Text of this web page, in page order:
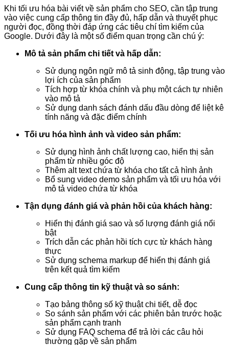
Khi tối ưu hóa bài viết về sản phẩm cho SEO, cần tập trung
vào việc cung cấp thông tin đầy đủ, hấp dẫn và thuyết phục
người đọc, đồng thời đáp ứng các tiêu chí tìm kiếm của
Google. Dưới đây là một số điểm quan trọng cần chú ý:
Mô tả sản phẩm chi tiết và hấp dẫn:
Sử dụng ngôn ngữ mô tả sinh động, tập trung vào
lợi ích của sản phẩm
Tích hợp từ khóa chính và phụ một cách tự nhiên
vào mô tả
Sử dụng danh sách đánh dấu đầu dòng để liệt kê
tính năng và đặc điểm chính
Tối ưu hóa hình ảnh và video sản phẩm:
Sử dụng hình ảnh chất lượng cao, hiển thị sản
phẩm từ nhiều góc độ
Thêm alt text chứa từ khóa cho tất cả hình ảnh
Bổ sung video demo sản phẩm và tối ưu hóa với
mô tả video chứa từ khóa
Tận dụng đánh giá và phản hồi của khách hàng:
Hiển thị đánh giá sao và số lượng đánh giá nổi
bật
Trích dẫn các phản hồi tích cực từ khách hàng
thực
Sử dụng schema markup để hiển thị đánh giá
trên kết quả tìm kiếm
Cung cấp thông tin kỹ thuật và so sánh:
Tạo bảng thông số kỹ thuật chi tiết, dễ đọc
So sánh sản phẩm với các phiên bản trước hoặc
sản phẩm cạnh tranh
Sử dụng FAQ schema để trả lời các câu hỏi
thường gặp về sản phẩm